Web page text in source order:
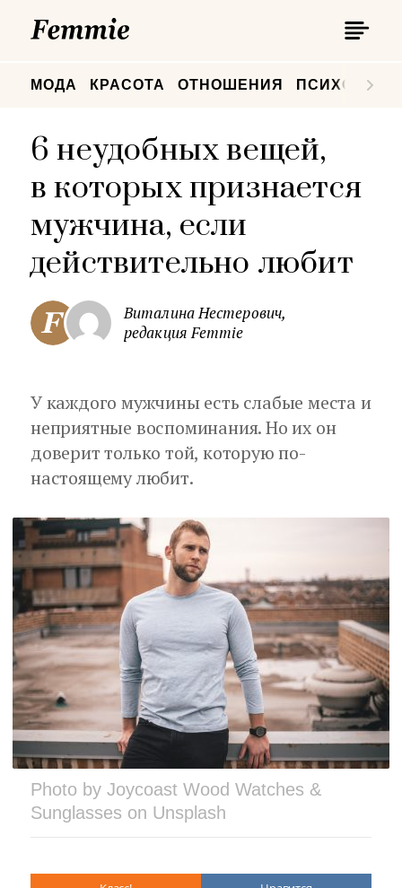
МОДА КРАСОТА ОТНОШЕНИЯ
6 неудобных вещей,
в которых признается
мужчина, если
действительно любит
Виталина Нестерович,
редакция Femmie
У каждого мужчины есть слабые места и
неприятные воспоминания. Но их он
доверит только той, которую по-
настоящему любит.
Photo by Joycoast Wood Watches &
Sunglasses on Unsplash